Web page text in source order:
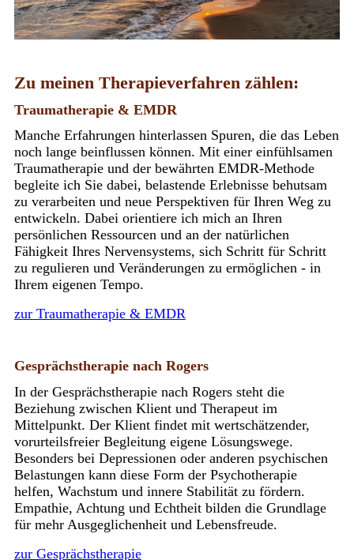
Zu meinen Therapieverfahren zählen:
Traumatherapie & EMDR
Manche Erfahrungen hinterlassen Spuren, die das Leben
noch lange beinflussen können. Mit einer einfühlsamen
Traumatherapie und der bewährten EMDR-Methode
begleite ich Sie dabei, belastende Erlebnisse behutsam
zu verarbeiten und neue Perspektiven für Ihren Weg zu
entwickeln. Dabei orientiere ich mich an Ihren
persönlichen Ressourcen und an der natürlichen
Fähigkeit Ihres Nervensystems, sich Schritt für Schritt
zu regulieren und Veränderungen zu ermöglichen - in
Ihrem eigenen Tempo.
zur Traumatherapie & EMDR
Gesprächstherapie nach Rogers
In der Gesprächstherapie nach Rogers steht die
Beziehung zwischen Klient und Therapeut im
Mittelpunkt. Der Klient findet mit wertschätzender,
vorurteilsfreier Begleitung eigene Lösungswege.
Besonders bei Depressionen oder anderen psychischen
Belastungen kann diese Form der Psychotherapie
helfen, Wachstum und innere Stabilität zu fördern.
Empathie, Achtung und Echtheit bilden die Grundlage
für mehr Ausgeglichenheit und Lebensfreude.
zur Gesprächstherapie